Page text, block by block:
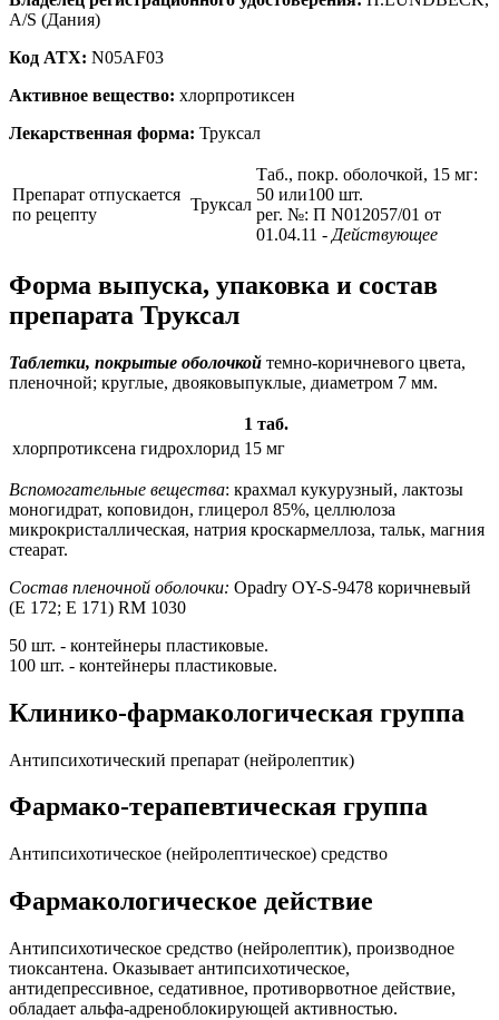
A/S (Дания)
Код ATX: N05AF03
Активное вещество: хлорпротиксен
Лекарственная форма: Труксал
Препарат отпускается
по рецепту
Труксал
Таб., покр. оболочкой, 15 мг:
50 или100 шт.
рег. №: П N012057/01 от
01.04.11 - Действующее
Форма выпуска, упаковка и состав
препарата Труксал
Таблетки, покрытые оболочкой темно-коричневого цвета,
пленочной; круглые, двояковыпуклые, диаметром 7 мм.
1 таб.
хлорпротиксена гидрохлорид 15 мг
Вспомогательные вещества: крахмал кукурузный, лактозы
моногидрат, коповидон, глицерол 85%, целлюлоза
микрокристаллическая, натрия кроскармеллоза, тальк, магния
стеарат.
Состав пленочной оболочки: Opadry OY-S-9478 коричневый
(E 172; E 171) RM 1030
50 шт. - контейнеры пластиковые.
100 шт. - контейнеры пластиковые.
Клинико-фармакологическая группа
Антипсихотический препарат (нейролептик)
Фармако-терапевтическая группа
Антипсихотическое (нейролептическое) средство
Фармакологическое действие
Антипсихотическое средство (нейролептик), производное
тиоксантена. Оказывает антипсихотическое,
антидепрессивное, седативное, противорвотное действие,
обладает альфа-адреноблокирующей активностью.